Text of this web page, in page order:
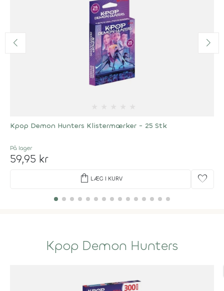
Kpop Demon Hunters Klistermærker - 25 Stk
På lager
59,95 kr
shopping_bag LÆG I KURV favorite
Kpop Demon Hunters